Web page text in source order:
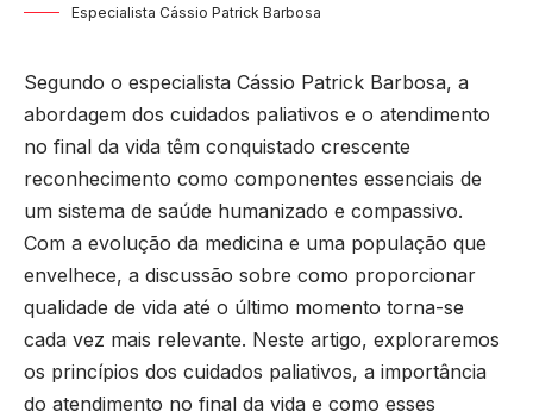
Especialista Cássio Patrick Barbosa
Segundo o especialista Cássio Patrick Barbosa, a
abordagem dos cuidados paliativos e o atendimento
no final da vida têm conquistado crescente
reconhecimento como componentes essenciais de
um sistema de saúde humanizado e compassivo.
Com a evolução da medicina e uma população que
envelhece, a discussão sobre como proporcionar
qualidade de vida até o último momento torna-se
cada vez mais relevante. Neste artigo, exploraremos
os princípios dos cuidados paliativos, a importância
do atendimento no final da vida e como esses